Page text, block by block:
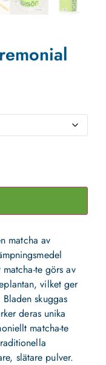
matcha av
te görs av
vilket ger
skuggas
deras unika
matcha-te
slätare pulver.